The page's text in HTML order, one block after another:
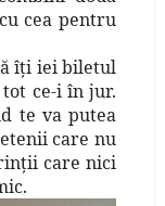
cea pentru
îţi iei biletul
ce-i în jur.
te va putea
care nu
care nici